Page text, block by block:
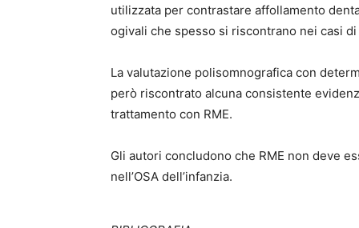
utilizzata per contrastare affollamento
ogivali che spesso si riscontrano nei casi
La valutazione polisomnografica con
però riscontrato alcuna consistente
trattamento con RME.
Gli autori concludono che RME non deve
nell’OSA dell’infanzia.